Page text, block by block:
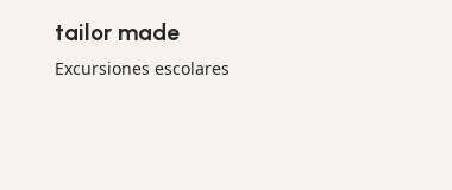
tailor made
Excursiones escolares